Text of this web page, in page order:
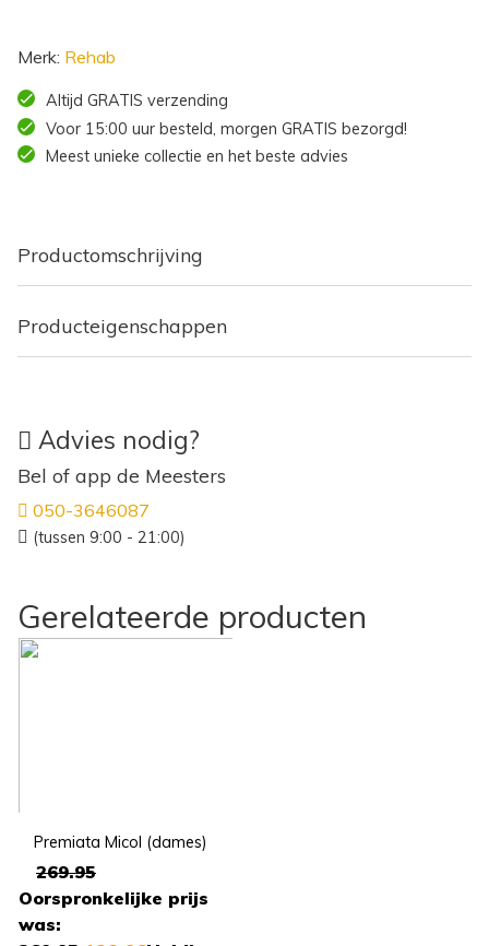
Merk: Rehab
Altijd GRATIS verzending
Voor 15:00 uur besteld, morgen GRATIS bezorgd!
Meest unieke collectie en het beste advies
Productomschrijving
Producteigenschappen
Advies nodig?
Bel of app de Meesters
050-3646087
(tussen 9:00 - 21:00)
Gerelateerde producten
Premiata Micol (dames)
269.95
Oorspronkelijke prijs
was: